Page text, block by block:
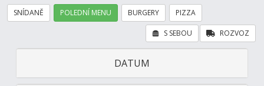
SNÍDANĚ POLEDNÍ MENU BURGERY PIZZA
ROZVOZ
S SEBOU
DATUM